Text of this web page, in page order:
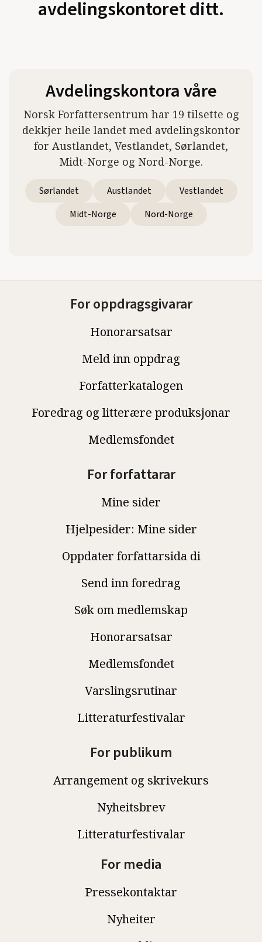
avdelingskontoret ditt.
Avdelingskontora våre
Norsk Forfattersentrum har 19 tilsette og
dekkjer heile landet med avdelingskontor
for Austlandet, Vestlandet, Sørlandet,
Midt-Norge og Nord-Norge.
Sørlandet Austlandet
Vestlandet
Midt-Norge
Nord-Norge
For oppdragsgivarar
Honorarsatsar
Meld inn oppdrag
Forfatterkatalogen
Foredrag og litterære produksjonar
Medlemsfondet
For forfattarar
Mine sider
Hjelpesider: Mine sider
Oppdater forfattarsida di
Send inn foredrag
Søk om medlemskap
Honorarsatsar
Medlemsfondet
Varslingsrutinar
Litteraturfestivalar
For publikum
Arrangement og skrivekurs
Nyheitsbrev
Litteraturfestivalar
For media
Pressekontaktar
Nyheiter